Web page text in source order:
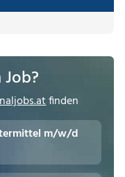
finden
m/w/d